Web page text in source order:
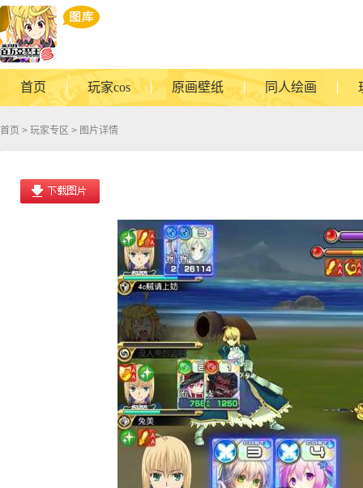
首页 玩家cos 原画壁纸 同人绘画
首页 > 玩家专区 > 图片详情